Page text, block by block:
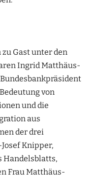
zu Gast unter den
Ingrid Matthäus-
von
und die
aus
der drei
Knipper,
Handelsblatts,
Frau Matthäus-